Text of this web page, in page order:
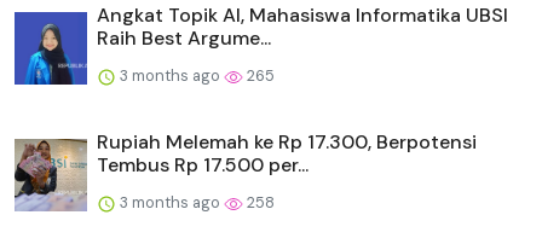
Angkat Topik AI, Mahasiswa Informatika UBSI
Raih Best Argume...
3 months ago 265
Rupiah Melemah ke Rp 17.300, Berpotensi
Tembus Rp 17.500 per...
3 months ago 258